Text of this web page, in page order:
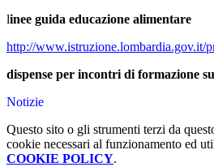
linee guida educazione alimentare
http://www.istruzione.lombardia.gov.it/
dispense per incontri di formazione
Notizie
Questo sito o gli strumenti terzi da
cookie necessari al funzionamento ed
COOKIE POLICY.